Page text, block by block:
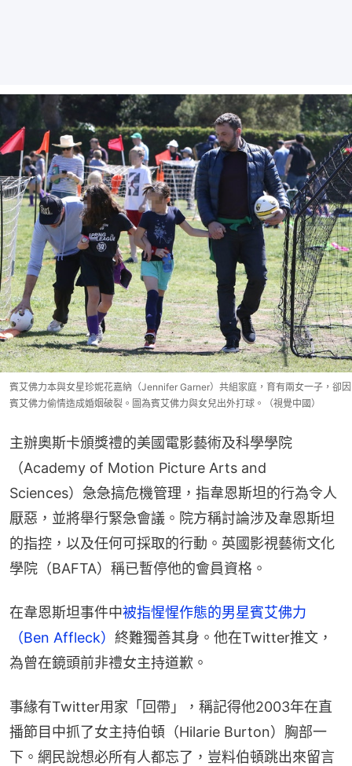
賓艾佛力本與女星珍妮花嘉納（Jennifer Garner）共組家庭，育有兩女一子，卻因
賓艾佛力偷情造成婚姻破裂。圖為賓艾佛力與女兒出外打球。（視覺中國）
主辦奧斯卡頒獎禮的美國電影藝術及科學學院
（Academy of Motion Picture Arts and
Sciences）急急搞危機管理，指韋恩斯坦的行為令人
厭惡，並將舉行緊急會議。院方稱討論涉及韋恩斯坦
的指控，以及任何可採取的行動。英國影視藝術文化
學院（BAFTA）稱已暫停他的會員資格。
在韋恩斯坦事件中被指惺惺作態的男星賓艾佛力
（Ben Affleck） 終難獨善其身。他在Twitter推文，
為曾在鏡頭前非禮女主持道歉。
事緣有Twitter用家「回帶」，稱記得他2003年在直
播節目中抓了女主持伯頓（Hilarie Burton）胸部一
下。網民說想必所有人都忘了，豈料伯頓跳出來留言